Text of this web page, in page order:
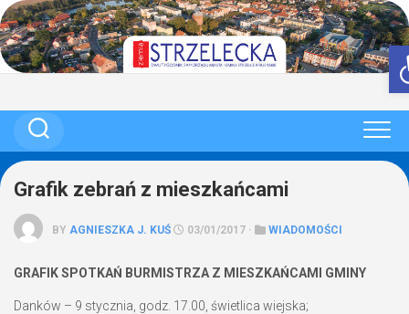
Skip
to
content
Grafik zebrań z mieszkańcami
BY AGNIESZKA J. KUŚ 03/01/2017 · WIADOMOŚCI
GRAFIK SPOTKAŃ BURMISTRZA Z MIESZKAŃCAMI GMINY
Danków – 9 stycznia, godz. 17.00, świetlica wiejska;